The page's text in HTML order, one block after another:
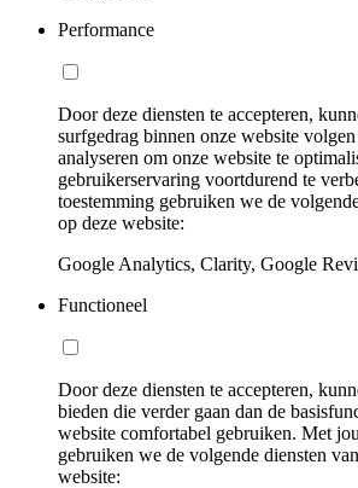
Performance
Door deze diensten te accepteren,
surfgedrag binnen onze website
analyseren om onze website te
gebruikerservaring voortdurend te
toestemming gebruiken we de
op deze website:
Google Analytics, Clarity, Google
Functioneel
Door deze diensten te accepteren,
bieden die verder gaan dan de
website comfortabel gebruiken. Met
gebruiken we de volgende diensten
website: